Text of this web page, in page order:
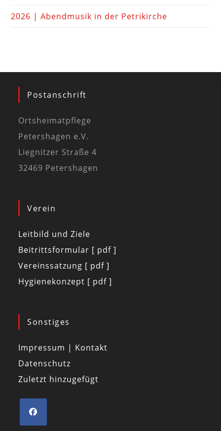
2026 | Abendmusik in der Petrikirche
Postanschrift
Ortsheimatpflege
Petershagen e.V.
Liegnitzer Straße 4
32469 Petershagen
Verein
Leitbild und Ziele
Beitrittsformular [ pdf ]
Vereinssatzung [ pdf ]
Hygienekonzept [ pdf ]
Sonstiges
Impressum | Kontakt
Datenschutz
Zuletzt hinzugefügt